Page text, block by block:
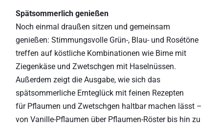
Spätsommerlich genießen
Noch einmal draußen sitzen und gemeinsam
genießen: Stimmungsvolle Grün-, Blau- und Rosétöne
treffen auf köstliche Kombinationen wie Birne mit
Ziegenkäse und Zwetschgen mit Haselnüssen.
Außerdem zeigt die Ausgabe, wie sich das
spätsommerliche Ernteglück mit feinen Rezepten
für Pflaumen und Zwetschgen haltbar machen lässt –
von Vanille-Pflaumen über Pflaumen-Röster bis hin zu